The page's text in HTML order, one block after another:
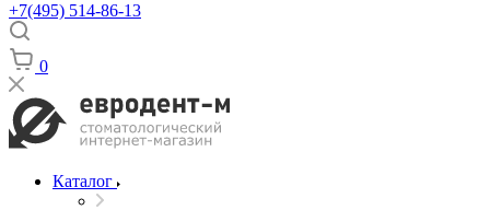
+7(495) 514-86-13
0
Каталог